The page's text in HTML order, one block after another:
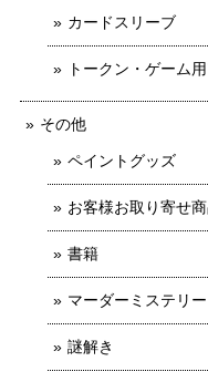
カードスリーブ
トークン・ゲーム
その他
ペイントグッズ
お客様お取り寄せ
書籍
マーダーミステリー
謎解き